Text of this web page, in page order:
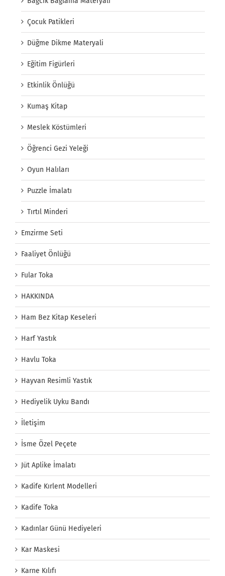
Çocuk Patikleri
Düğme Dikme Materyali
Eğitim Figürleri
Etkinlik Önlüğü
Kumaş Kitap
Meslek Köstümleri
Öğrenci Gezi Yeleği
Oyun Halıları
Puzzle İmalatı
Tırtıl Minderi
Emzirme Seti
Faaliyet Önlüğü
Fular Toka
HAKKINDA
Ham Bez Kitap Keseleri
Harf Yastık
Havlu Toka
Hayvan Resimli Yastık
Hediyelik Uyku Bandı
İletişim
İsme Özel Peçete
Jüt Aplike İmalatı
Kadife Kırlent Modelleri
Kadife Toka
Kadınlar Günü Hediyeleri
Kar Maskesi
Karne Kılıfı